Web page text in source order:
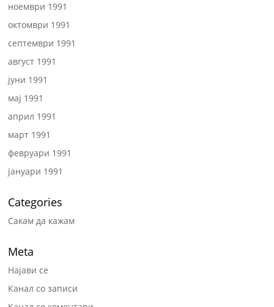
ноември 1991
октомври 1991
септември 1991
август 1991
јуни 1991
мај 1991
април 1991
март 1991
февруари 1991
јануари 1991
Categories
Сакам да кажам
Meta
Најави се
Канал со записи